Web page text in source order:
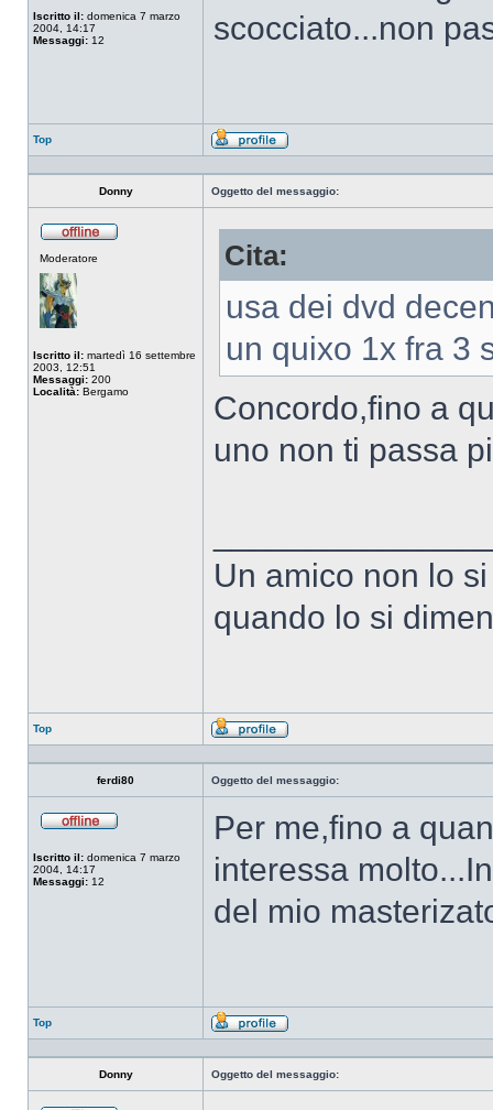
Iscritto il: domenica 7 marzo
2004, 14:17
Messaggi: 12
scocciato...non
Top
Profilo
Donny Oggetto del messaggio:
Moderatore
Iscritto il: martedì 16 settembre
2003, 12:51
Messaggi: 200
Località: Bergamo
Cita:
usa dei dvd
un quixo 1x fra 3
Concordo,fino a
uno non ti passa
Un amico non lo
quando lo si
Top
Profilo
ferdi80 Oggetto del messaggio:
Iscritto il: domenica 7 marzo
2004, 14:17
Messaggi: 12
Per me,fino a
interessa
del mio
Top
Profilo
Donny Oggetto del messaggio: